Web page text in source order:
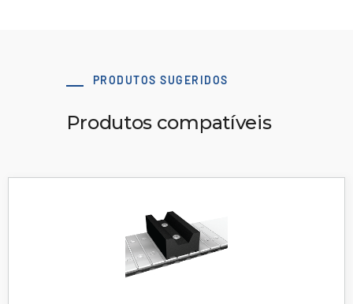
PRODUTOS SUGERIDOS
Produtos compatíveis